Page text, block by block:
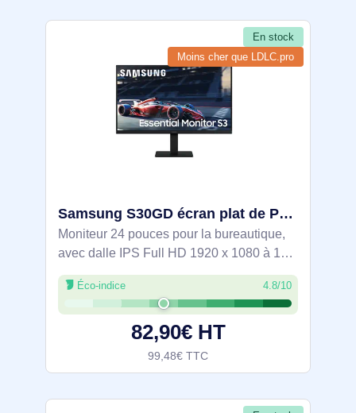
En stock
Moins cher que LDLC.pro
Samsung S30GD écran plat de PC 61 cm (24") 1920 x 1080 pixels Full HD LCD Noir - LS24D300GAUXEN
Moniteur 24 pouces pour la bureautique,
avec dalle IPS Full HD 1920 x 1080 à 100
Hz pour une image fluide. Angles de
vision 178°/178°, luminosité 250 cd/m²,
NTSC 72% et temps de réponse 5 ms.
Éco-indice 4.8/10
82,90€ HT
99,48€ TTC